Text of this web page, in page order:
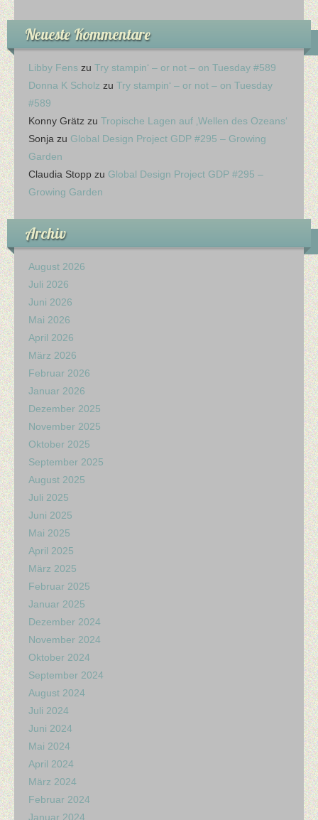
Neueste Kommentare
Libby Fens zu Try stampin‘ – or not – on Tuesday #589
Donna K Scholz zu Try stampin‘ – or not – on Tuesday
#589
Konny Grätz zu Tropische Lagen auf ‚Wellen des Ozeans‘
Sonja zu Global Design Project GDP #295 – Growing
Garden
Claudia Stopp zu Global Design Project GDP #295 –
Growing Garden
Archiv
August 2026
Juli 2026
Juni 2026
Mai 2026
April 2026
März 2026
Februar 2026
Januar 2026
Dezember 2025
November 2025
Oktober 2025
September 2025
August 2025
Juli 2025
Juni 2025
Mai 2025
April 2025
März 2025
Februar 2025
Januar 2025
Dezember 2024
November 2024
Oktober 2024
September 2024
August 2024
Juli 2024
Juni 2024
Mai 2024
April 2024
März 2024
Februar 2024
Januar 2024